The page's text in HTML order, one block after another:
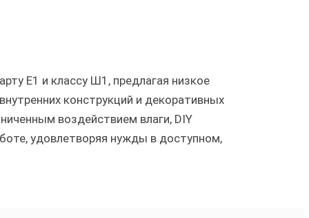
Е1 и классу Ш1, предлагая низкое
конструкций и декоративных
воздействием влаги, DIY
удовлетворяя нужды в доступном,